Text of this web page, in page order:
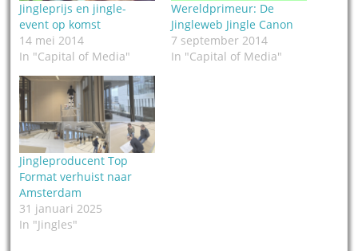
Jingleprijs en jingle-
event op komst
14 mei 2014
In "Capital of Media"
Wereldprimeur: De
Jingleweb Jingle Canon
7 september 2014
In "Capital of Media"
Jingleproducent Top
Format verhuist naar
Amsterdam
31 januari 2025
In "Jingles"